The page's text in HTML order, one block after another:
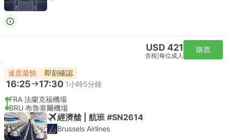
USD 421
含税 每位成人
購票
速度最快 即刻確認
16:25 17:30 1小時5分鐘
FRA 法蘭克福機場
BRU 布魯塞爾機場
經濟艙 | 航班 #SN2614
Brussels Airlines